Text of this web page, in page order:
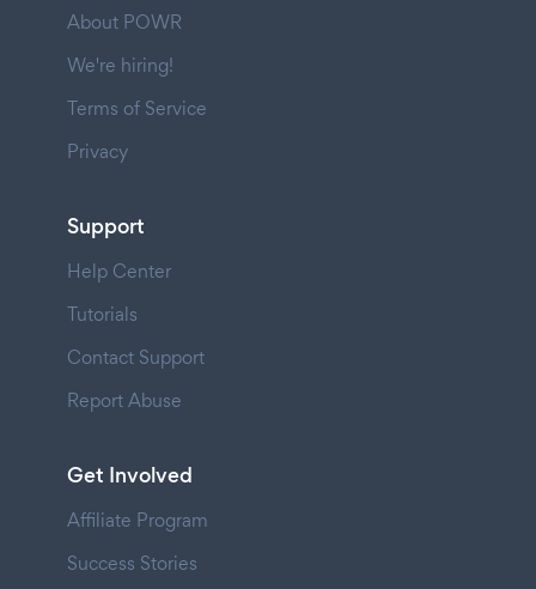
About POWR
We're hiring!
Terms of Service
Privacy
Support
Help Center
Tutorials
Contact Support
Report Abuse
Get Involved
Affiliate Program
Success Stories